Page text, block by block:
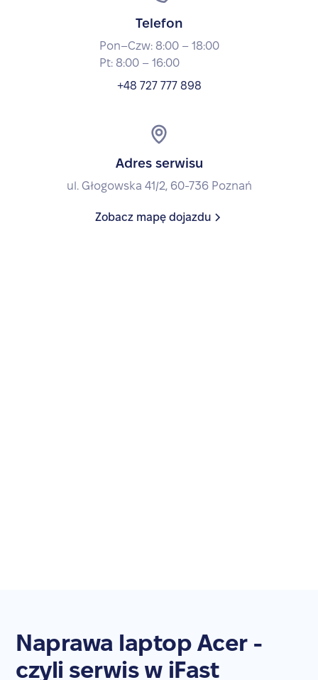
Telefon
Pon–Czw: 8:00 – 18:00
Pt: 8:00 – 16:00
+48 727 777 898
Adres serwisu
ul. Głogowska 41/2, 60-736 Poznań
Zobacz mapę dojazdu
Naprawa laptop Acer -
czyli serwis w iFast